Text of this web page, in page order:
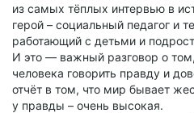
из самых тёплых интервью в
герой – социальный педагог и
работающий с детьми и
И это — важный разговор о
человека говорить правду и
отчёт в том, что мир бывает
у правды – очень высокая.